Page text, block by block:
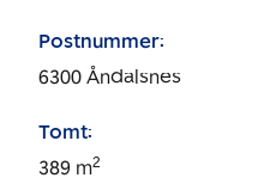
Postnummer:
6300 Åndalsnes
Tomt:
389 m2